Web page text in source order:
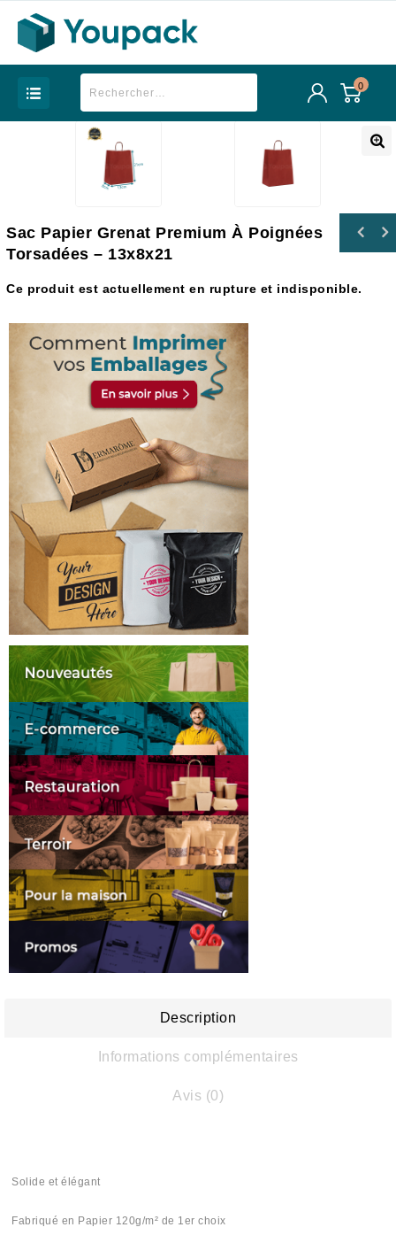
0
Sac Papier Grenat Premium À Poignées
Torsadées – 13x8x21
Ce produit est actuellement en rupture et indisponible.
Description
Informations complémentaires
Avis (0)
Solide et élégant
Fabriqué en Papier 120g/m² de 1er choix